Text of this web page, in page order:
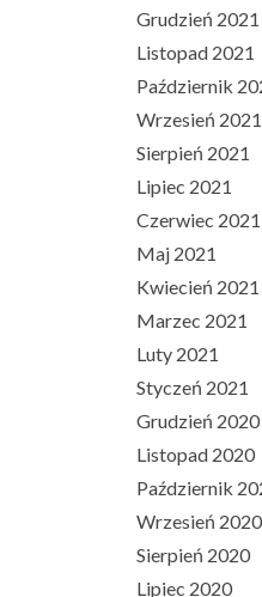
Grudzień 2021
Listopad 2021
Październik
Wrzesień 2021
Sierpień 2021
Lipiec 2021
Czerwiec 2021
Maj 2021
Kwiecień 2021
Marzec 2021
Luty 2021
Styczeń 2021
Grudzień 2020
Listopad 2020
Październik
Wrzesień 2020
Sierpień 2020
Lipiec 2020